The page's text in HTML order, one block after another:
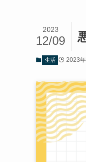
2023
12/09
生活 2023